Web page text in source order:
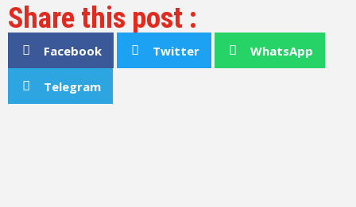
Share this post :
Facebook Twitter WhatsApp
Telegram